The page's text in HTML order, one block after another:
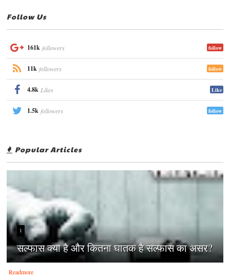
Follow Us
161k followers follow
11k followers follow
4.8k Likes Like
1.5k followers follow
Popular Articles
1
सल्फास क्या है और कितना घातक है सल्फास का असर?
Readmore